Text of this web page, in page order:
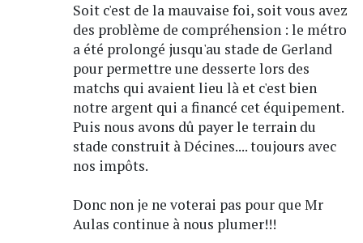
Soit c'est de la mauvaise foi, soit vous avez
des problème de compréhension : le métro
a été prolongé jusqu'au stade de Gerland
pour permettre une desserte lors des
matchs qui avaient lieu là et c'est bien
notre argent qui a financé cet équipement.
Puis nous avons dû payer le terrain du
stade construit à Décines.... toujours avec
nos impôts.
Donc non je ne voterai pas pour que Mr
Aulas continue à nous plumer!!!